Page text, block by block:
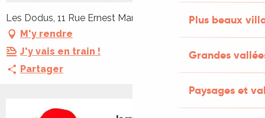
Plus beaux
Grandes
Paysages et
Les Dodus, 11 Rue Ernest Marcouly, 46700 Puy-l'Évêque
M'y rendre
J'y vais en train !
Partager